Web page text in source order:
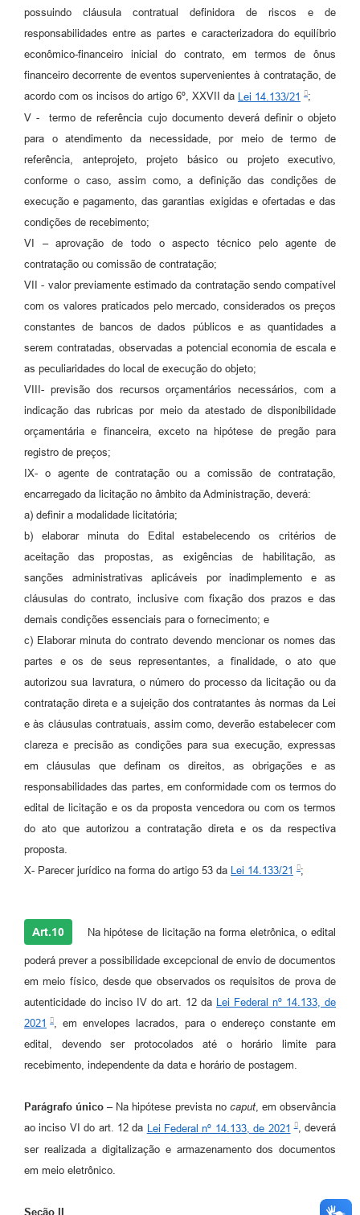
possuindo cláusula contratual definidora de riscos e de
responsabilidades entre as partes e caracterizadora do equilíbrio
econômico-financeiro inicial do contrato, em termos de ônus
financeiro decorrente de eventos supervenientes à contratação, de
acordo com os incisos do artigo 6º, XXVII da Lei 14.133/21
;
V - termo de referência cujo documento deverá definir o objeto
para o atendimento da necessidade, por meio de termo de
referência, anteprojeto, projeto básico ou projeto executivo,
conforme o caso, assim como, a definição das condições de
execução e pagamento, das garantias exigidas e ofertadas e das
condições de recebimento;
VI – aprovação de todo o aspecto técnico pelo agente de
contratação ou comissão de contratação;
VII - valor previamente estimado da contratação sendo compatível
com os valores praticados pelo mercado, considerados os preços
constantes de bancos de dados públicos e as quantidades a
serem contratadas, observadas a potencial economia de escala e
as peculiaridades do local de execução do objeto;
VIII- previsão dos recursos orçamentários necessários, com a
indicação das rubricas por meio da atestado de disponibilidade
orçamentária e financeira, exceto na hipótese de pregão para
registro de preços;
IX- o agente de contratação ou a comissão de contratação,
encarregado da licitação no âmbito da Administração, deverá:
a) definir a modalidade licitatória;
b) elaborar minuta do Edital estabelecendo os critérios de
aceitação das propostas, as exigências de habilitação, as
sanções administrativas aplicáveis por inadimplemento e as
cláusulas do contrato, inclusive com fixação dos prazos e das
demais condições essenciais para o fornecimento; e
c) Elaborar minuta do contrato devendo mencionar os nomes das
partes e os de seus representantes, a finalidade, o ato que
autorizou sua lavratura, o número do processo da licitação ou da
contratação direta e a sujeição dos contratantes às normas da Lei
e às cláusulas contratuais, assim como, deverão estabelecer com
clareza e precisão as condições para sua execução, expressas
em cláusulas que definam os direitos, as obrigações e as
responsabilidades das partes, em conformidade com os termos do
edital de licitação e os da proposta vencedora ou com os termos
do ato que autorizou a contratação direta e os da respectiva
proposta.
X- Parecer jurídico na forma do artigo 53 da
Lei 14.133/21 ;
Art.10 Na hipótese de licitação na forma eletrônica, o edital
poderá prever a possibilidade excepcional de envio de documentos
em meio físico, desde que observados os requisitos de prova de
autenticidade do inciso IV do art. 12 da
Lei Federal nº 14.133, de
2021
, em envelopes lacrados, para o endereço constante em
edital, devendo ser protocolados até o horário limite para
recebimento, independente da data e horário de postagem.
Parágrafo único –Na hipótese prevista no caput, em observância
ao inciso VI do art. 12 da Lei Federal nº 14.133, de 2021
, deverá
ser realizada a digitalização e armazenamento dos documentos
em meio eletrônico.
Seção II